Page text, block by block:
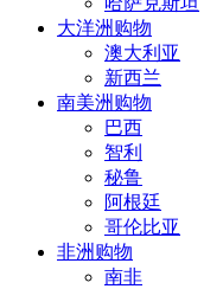
大洋洲购物
澳大利亚
新西兰
南美洲购物
巴西
智利
秘鲁
阿根廷
哥伦比亚
非洲购物
南非